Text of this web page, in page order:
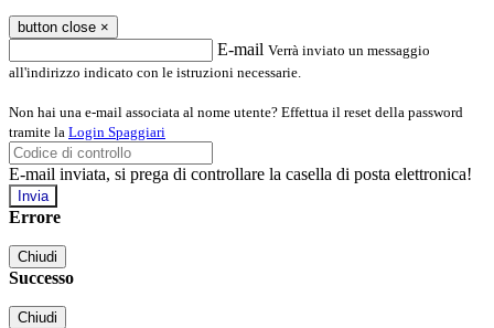
button close ×
E-mail Verrà inviato un messaggio
all'indirizzo indicato con le istruzioni necessarie.
Non hai una e-mail associata al nome utente? Effettua il reset della password
tramite la Login Spaggiari
E-mail inviata, si prega di controllare la casella di posta elettronica!
Errore
Chiudi
Successo
Chiudi